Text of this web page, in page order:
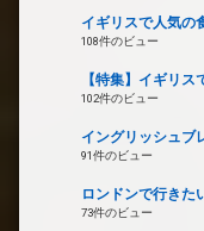
イギリスで人気の
108件のビュー
【特集】イギリ
102件のビュー
イングリッシュブ
91件のビュー
ロンドンで行きた
73件のビュー